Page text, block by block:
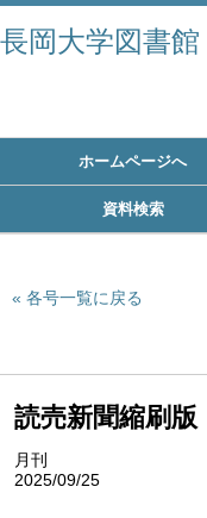
長岡大学図書館
ホームページへ
資料検索
各号一覧に戻る
読売新聞縮刷版
月刊
2025/09/25